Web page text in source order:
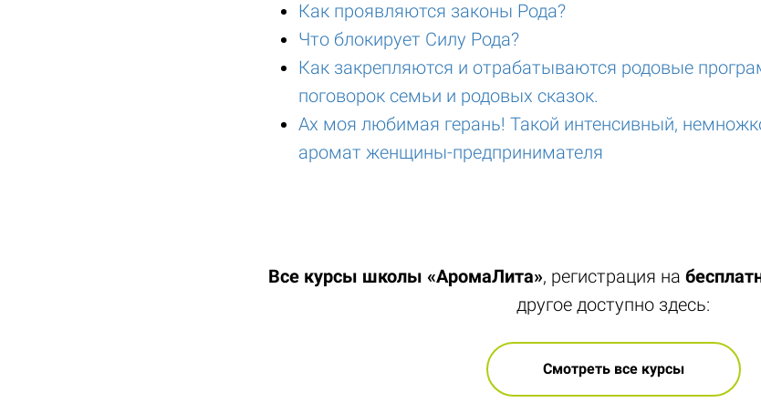
Как проявляются законы Рода?
Что блокирует Силу Рода?
Как закрепляются и отрабатываются родовые
поговорок семьи и родовых сказок.
Ах моя любимая герань! Такой интенсивный,
аромат женщины-предпринимателя
Все курсы школы «АромаЛита», регистрация на
другое доступно здесь:
Смотреть все курсы